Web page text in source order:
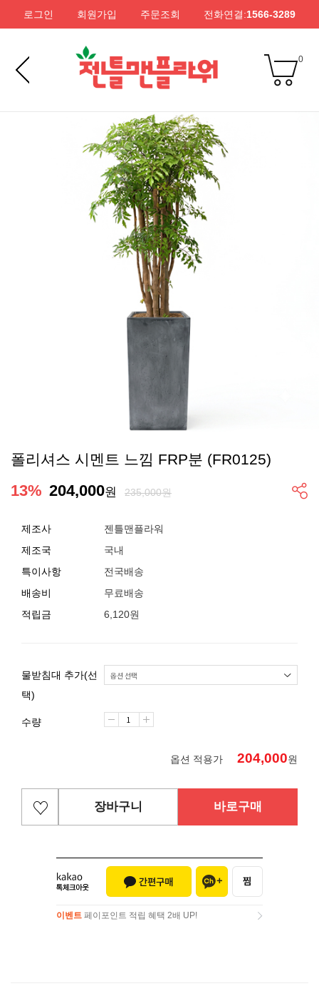
로그인 회원가입 주문조회 전화연결:1566-3289
0
폴리셔스 시멘트 느낌 FRP분 (FR0125)
13% 204,000원 235,000원
제조사
젠틀맨플라워
제조국
국내
특이사항
전국배송
배송비
무료배송
적립금
6,120원
물받침대 추가(선
택)
수량
옵션 적용가 204,000원
장바구니 바로구매
이벤트 페이포인트 적립 혜택 2배 UP!